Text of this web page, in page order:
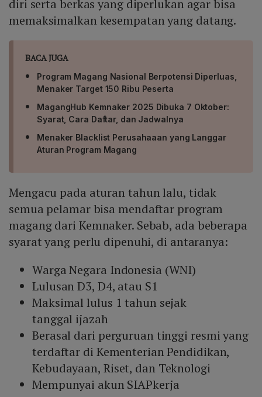
diri serta berkas yang diperlukan agar bisa
memaksimalkan kesempatan yang datang.
BACA JUGA
Program Magang Nasional Berpotensi Diperluas,
Menaker Target 150 Ribu Peserta
MagangHub Kemnaker 2025 Dibuka 7 Oktober:
Syarat, Cara Daftar, dan Jadwalnya
Menaker Blacklist Perusahaaan yang Langgar
Aturan Program Magang
Mengacu pada aturan tahun lalu, tidak
semua pelamar bisa mendaftar program
magang dari Kemnaker. Sebab, ada beberapa
syarat yang perlu dipenuhi, di antaranya:
Warga Negara Indonesia (WNI)
Lulusan D3, D4, atau S1
Maksimal lulus 1 tahun sejak
tanggal ijazah
Berasal dari perguruan tinggi resmi yang
terdaftar di Kementerian Pendidikan,
Kebudayaan, Riset, dan Teknologi
Mempunyai akun SIAPkerja